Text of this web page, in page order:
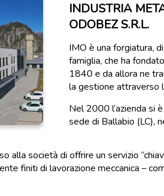
INDUSTRIA
ODOBEZ S.R.L.
IMO è una forgiatura,
famiglia, che ha
1840 e da allora ne
la gestione attraverso
Nel 2000 l’azienda si
sede di Ballabio (LC),
alla società di offrire un servizio
finiti di lavorazione meccanica –